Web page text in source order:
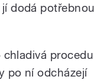
dodá potřebnou
po ní odcházejí